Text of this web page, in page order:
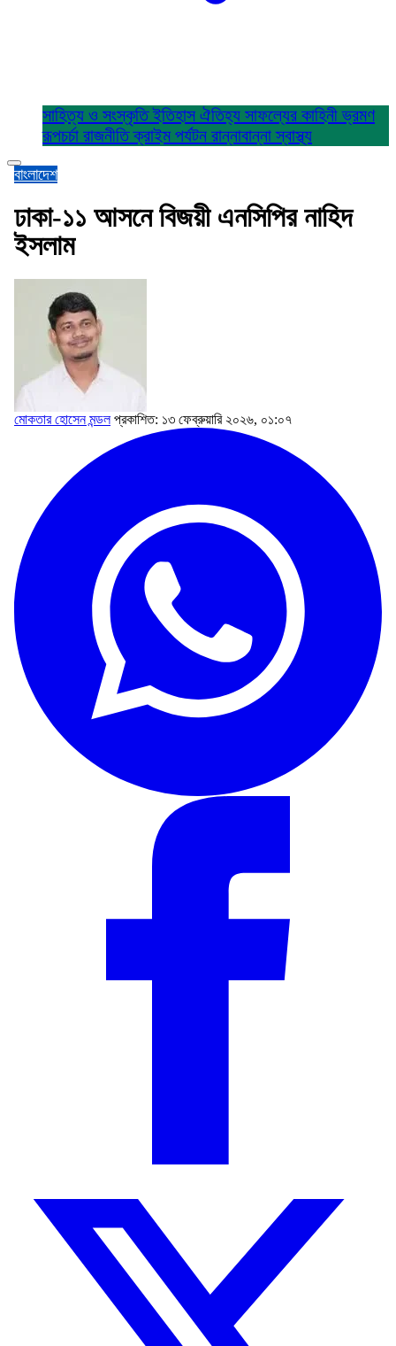
সাহিত্য ও সংস্কৃতিইতিহাস ঐতিহ্য সাফল্যের কাহিনীভ্রমণ
রূপচর্চা রাজনীতিক্রাইম পর্যটন রান্নাবান্নাস্বাস্থ্য
বাংলাদেশ
ঢাকা-১১ আসনে বিজয়ী এনসিপির নাহিদ
ইসলাম
মোকতার হোসেন মন্ডল প্রকাশিত: ১৩ ফেব্রুয়ারি ২০২৬, ০১:০৭